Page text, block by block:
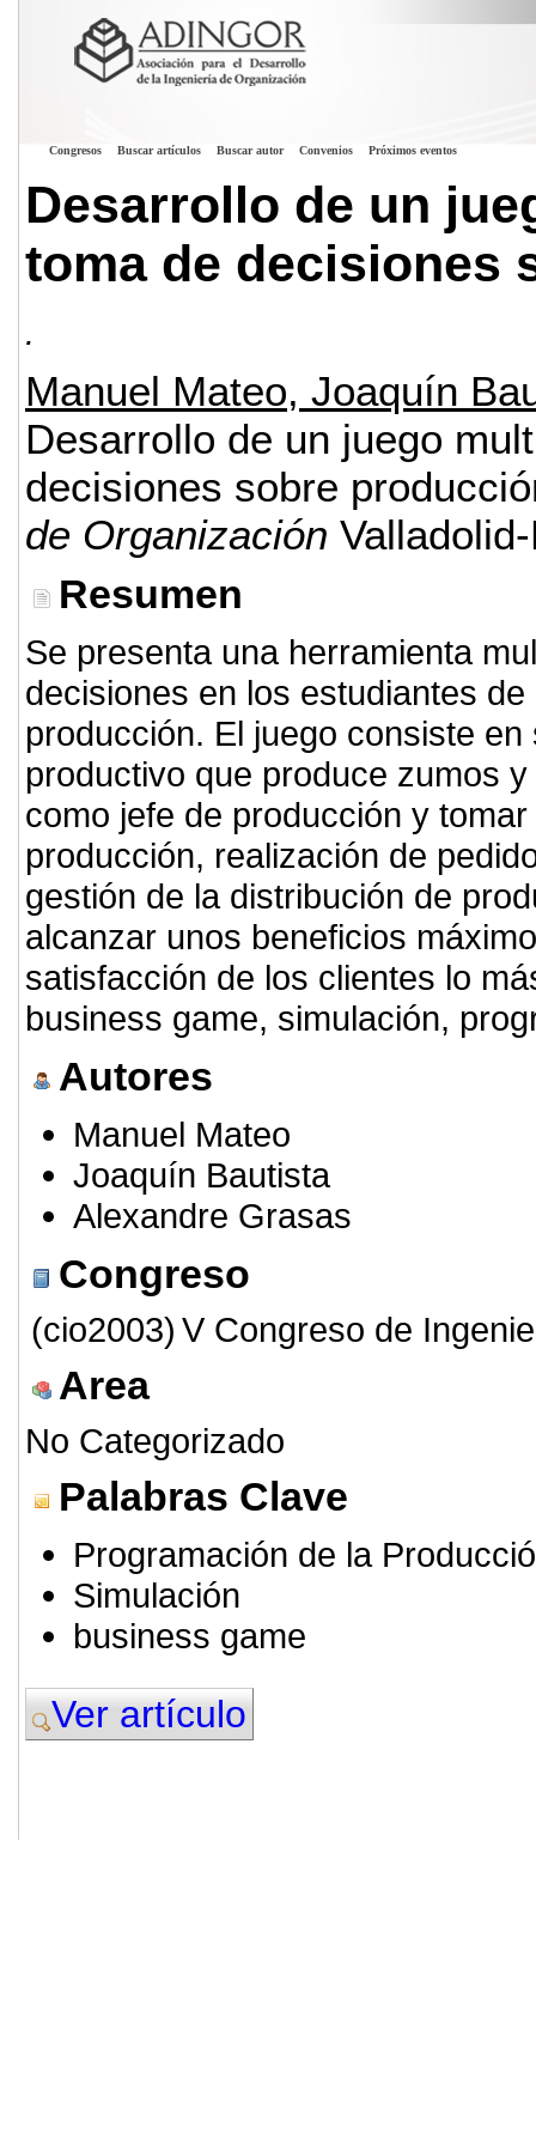
Congresos Buscar artículos Buscar autor Convenios Próximos eventos
Desarrollo de un
toma de decisiones
.
Manuel Mateo, Joaquín
Desarrollo de un juego
decisiones sobre
de Organización
Resumen
Se presenta una herramienta
decisiones en los estudiantes
producción. El juego consiste
productivo que produce zumos
como jefe de producción y
producción, realización de
gestión de la distribución de
alcanzar unos beneficios
satisfacción de los clientes lo
business game, simulación,
Autores
Manuel Mateo
Joaquín Bautista
Alexandre Grasas
Congreso
(cio2003) V Congreso de
Area
No Categorizado
Palabras Clave
Programación de la
Simulación
business game
Ver artículo